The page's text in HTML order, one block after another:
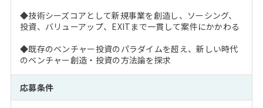
◆技術シーズコアとして新規事業を創造し、ソーシング、
投資、バリューアップ、EXITまで一貫して案件にかかわる
◆既存のベンチャー投資のパラダイムを超え、新しい時代
のベンチャー創造・投資の方法論を探求
応募条件